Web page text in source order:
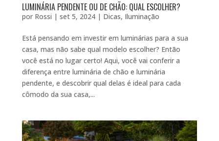
LUMINÁRIA PENDENTE OU DE CHÃO: QUAL ESCOLHER?
por Rossi | set 5, 2024| Dicas, Iluminação
Está pensando em investir em luminárias para a sua
casa, mas não sabe qual modelo escolher? Então
você está no lugar certo! Aqui, você vai conferir a
diferença entre luminária de chão e luminária
pendente, e descobrir qual delas é ideal para cada
cômodo da sua casa,...